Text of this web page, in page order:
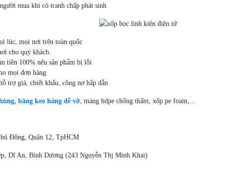
mua khi có tranh chấp phát sinh
lúc, mọi nơi trên toàn quốc
cho quý khách.
tiền 100% nếu sản phẩm bị lỗi
mọi đơn hàng
trợ giá, chiết khấu, công nợ hấp dẫn
băng keo hàng dễ vỡ, màng hdpe chống thấm, xốp pe foam,...
Đông, Quận 12, TpHCM
Dĩ An, Bình Dương (243 Nguyễn Thj Minh Khai)